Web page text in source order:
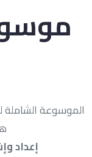
الموسوعة الشاملة
إعداد